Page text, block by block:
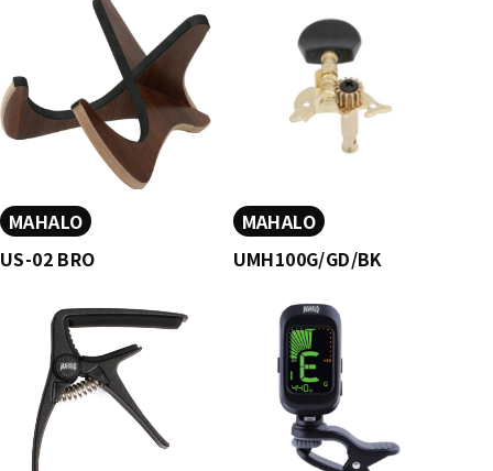
MAHALO
US-02 BRO
MAHALO
UMH100G/GD/BK